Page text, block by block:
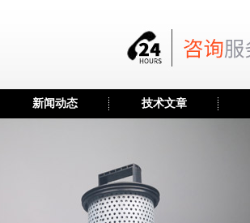
新闻动态 技术文章